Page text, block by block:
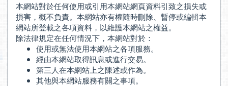
本網站對於任何使用或引用本網站網頁資料引致之損失或
損害，概不負責。本網站亦有權隨時刪除、暫停或編輯本
網站所登載之各項資料，以維護本網站之權益。
除法律規定在任何情況下，本網站對於：
使用或無法使用本網站之各項服務。
經由本網站取得訊息或進行交易。
第三人在本網站上之陳述或作為。
其他與本網站服務有關之事項。